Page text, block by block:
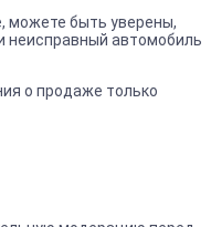
можете быть уверены,
неисправный автомобиль
о продаже только